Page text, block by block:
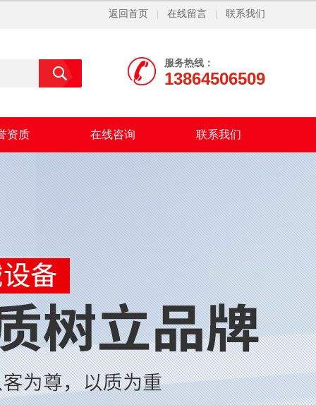
返回首页 在线留言 联系我们
服务热线：
13864506509
资质 在线咨询 联系我们